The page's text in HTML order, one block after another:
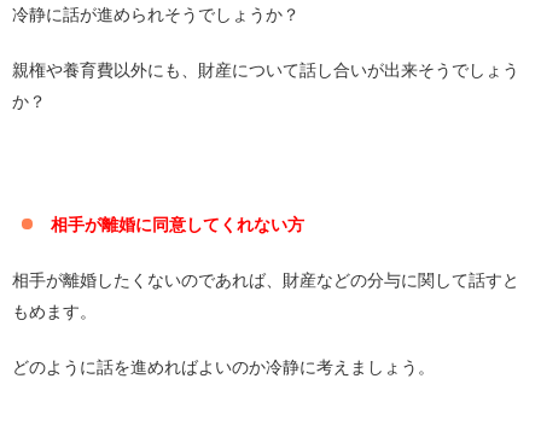
冷静に話が進められそうでしょうか？
親権や養育費以外にも、財産について話し合いが出来そうでしょう
か？
相手が離婚に同意してくれない方
相手が離婚したくないのであれば、財産などの分与に関して話すと
もめます。
どのように話を進めればよいのか冷静に考えましょう。